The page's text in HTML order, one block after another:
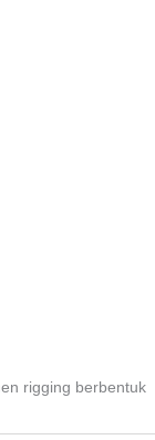
rigging berbentuk